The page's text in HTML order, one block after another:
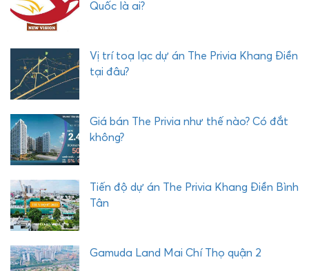
Quốc là ai?
Vị trí toạ lạc dự án The Privia Khang Điền
tại đâu?
Giá bán The Privia như thế nào? Có đắt
không?
Tiến độ dự án The Privia Khang Điền Bình
Tân
Gamuda Land Mai Chí Thọ quận 2